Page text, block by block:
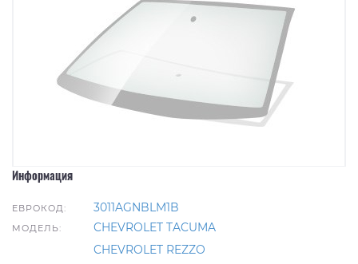
Информация
ЕВРОКОД: 3011AGNBLM1B
МОДЕЛЬ:
CHEVROLET TACUMA
CHEVROLET REZZO